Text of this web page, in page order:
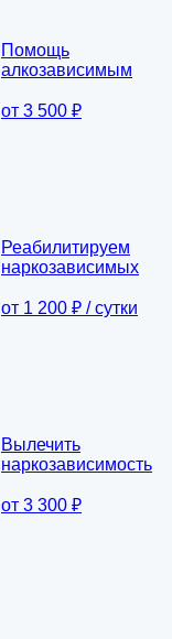
Помощь
алкозависимым
от 3 500 ₽
Реабилитируем
наркозависимых
от 1 200 ₽ / сутки
Вылечить
наркозависимость
от 3 300 ₽